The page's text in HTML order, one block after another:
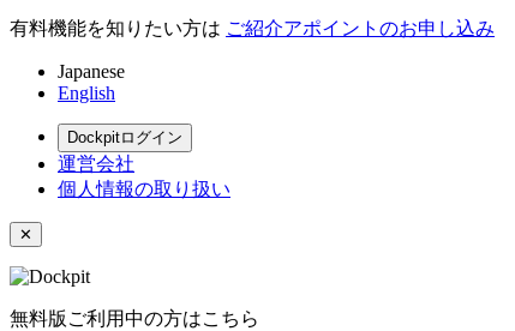
有料機能を知りたい方は ご紹介アポイントのお申し込み
Japanese
English
Dockpitログイン
運営会社
個人情報の取り扱い
✕
無料版ご利用中の方はこちら